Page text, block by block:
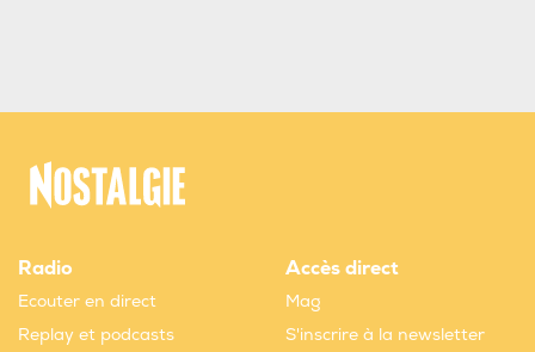
Radio
Ecouter en direct
Replay et podcasts
Accès direct
Mag
S'inscrire à la newsletter